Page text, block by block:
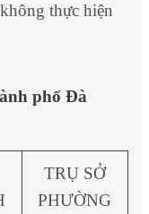
thực hiện
phố Đà
TRỤ SỞ
PHƯỜNG